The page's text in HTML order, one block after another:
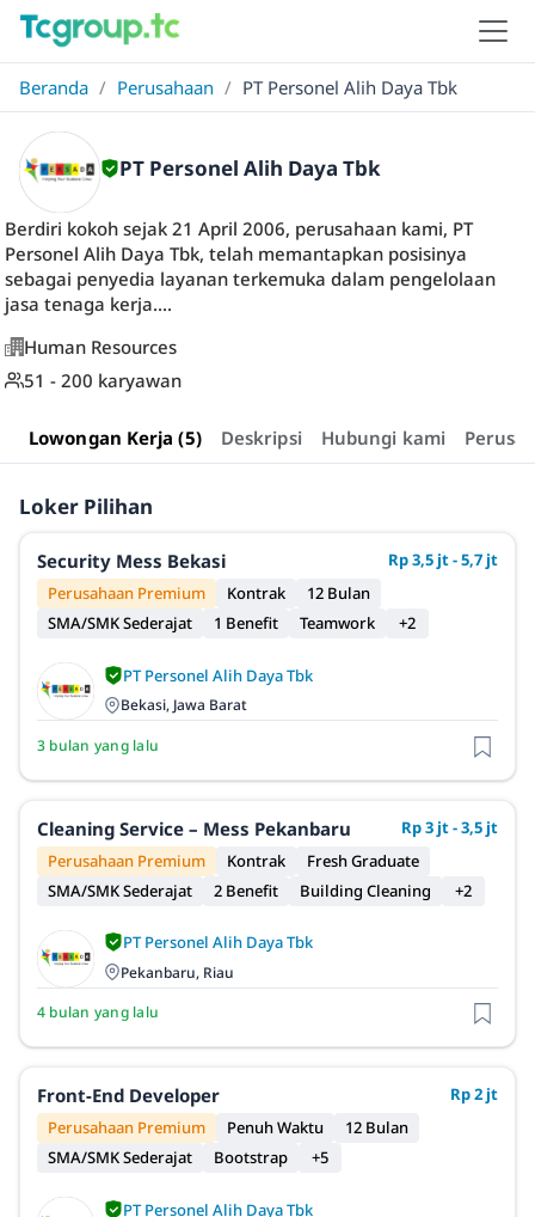
Beranda / Perusahaan / PT Personel Alih Daya Tbk
PT Personel Alih Daya Tbk
Berdiri kokoh sejak 21 April 2006, perusahaan kami, PT
Personel Alih Daya Tbk, telah memantapkan posisinya
sebagai penyedia layanan terkemuka dalam pengelolaan
jasa tenaga kerja....
Human Resources
51 - 200 karyawan
Lowongan Kerja (5) Deskripsi Hubungi kami
Loker Pilihan
Security Mess Bekasi
Rp 3,5 jt - 5,7 jt
Perusahaan Premium
Kontrak
12 Bulan
SMA/SMK Sederajat
1 Benefit Teamwork +2
PT Personel Alih Daya Tbk
Bekasi, Jawa Barat
3 bulan yang lalu
Cleaning Service – Mess Pekanbaru
Rp 3 jt - 3,5 jt
Perusahaan Premium
Kontrak
Fresh Graduate
SMA/SMK Sederajat
2 Benefit Building Cleaning +2
PT Personel Alih Daya Tbk
Pekanbaru, Riau
4 bulan yang lalu
Front-End Developer
Rp 2 jt
Perusahaan Premium
Penuh Waktu
12 Bulan
SMA/SMK Sederajat
Bootstrap +5
PT Personel Alih Daya Tbk